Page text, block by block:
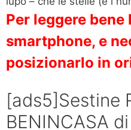
Per leggere
smartphone, e
posizionarlo in
[ads5]Sestine
BENINCASA